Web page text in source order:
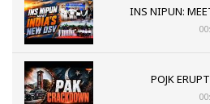
INS NIPUN:
POJK